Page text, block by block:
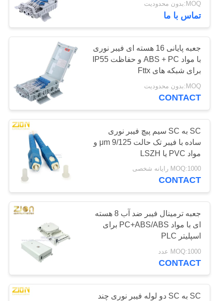
کابل شبکه LAN
112
کابل مقاوم در برابر
آتش
51
کابل هشدار امنیتی
37
MOQ:بدون محدودیت
تماس با ما
جعبه پایانی 16 هسته ای فیبر نوری
با مواد ABS + PC و حفاظت IP55
برای شبکه های Fttx
MOQ:بدون محدودیت
CONTACT
SC به SC سیم پیچ فیبر نوری
ساده با فیبر تک حالت 9/125 μm و
مواد PVC یا LSZH
MOQ:1000 رایانه شخصی
CONTACT
جعبه ترمینال فیبر ضد آب 8 هسته
ای با مواد PC+ABS/ABS برای
اسپلیتر PLC
MOQ:1000 عدد
CONTACT
SC به SC دو لوله فیبر نوری چند